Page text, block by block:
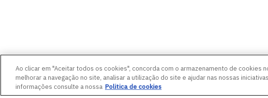
Ao clicar em "Aceitar todos os cookies", concorda com o armazenamento de cookies
melhorar a navegação no site, analisar a utilização do site e ajudar nas nossas
informações consulte a nossa Politica de cookies